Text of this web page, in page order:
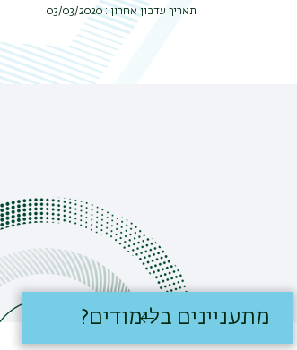
תאריך עדכון אחרון : 03/03/2020
מתעניינים בלימודים?